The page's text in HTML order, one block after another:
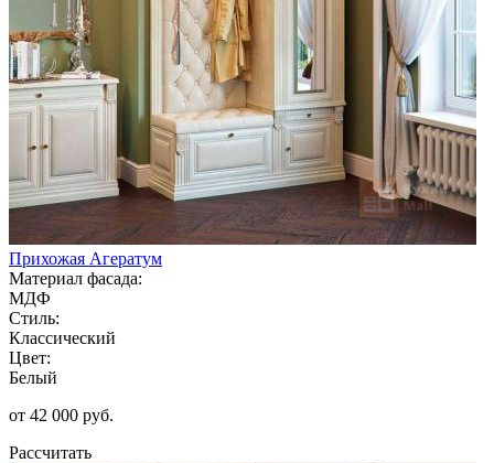
Прихожая Агератум
Материал фасада:
МДФ
Стиль:
Классический
Цвет:
Белый
от 42 000 руб.
Рассчитать